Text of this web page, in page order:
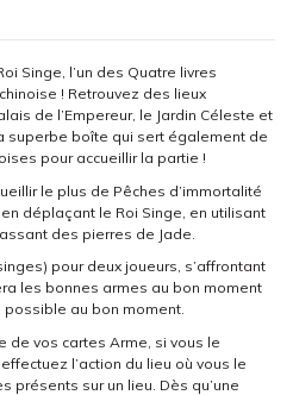
Singe, l’un des Quatre livres
! Retrouvez des lieux
de l’Empereur, le Jardin Céleste et
superbe boîte qui sert également de
pour accueillir la partie !
le plus de Pêches d’immortalité
déplaçant le Roi Singe, en utilisant
des pierres de Jade.
pour deux joueurs, s’affrontant
les bonnes armes au bon moment
au bon moment.
de vos cartes Arme, si vous le
l’action du lieu où vous le
présents sur un lieu. Dès qu’une